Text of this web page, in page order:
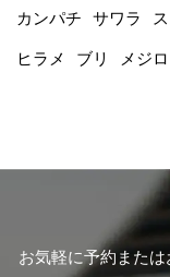
カンパチ サワラ
ヒラメ ブリ メジロ
お気軽に予約または